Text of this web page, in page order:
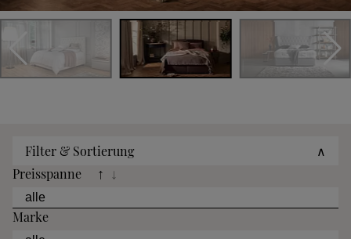
Filter & Sortierung
∧
Preisspanne
↑ ↓
Marke